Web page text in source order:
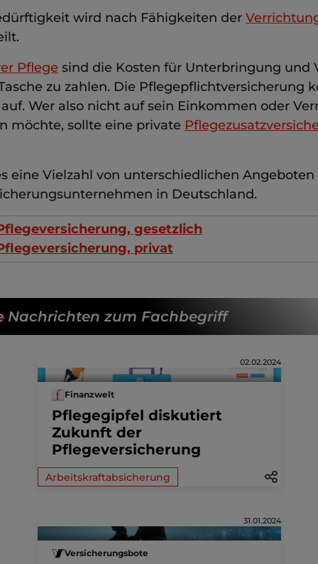
wird nach Fähigkeiten der
Pflege sind die Kosten für Unterbringung und
zu zahlen. Die Pflegepflichtversicherung
Wer also nicht auf sein Einkommen oder
möchte, sollte eine private
eine Vielzahl von unterschiedlichen
in Deutschland.
gesetzlich
privat
Nachrichten zum Fachbegriff
02.02.2024
Finanzwelt
Pflegegipfel diskutiert
Zukunft der
Pflegeversicherung
Arbeitskraftabsicherung
31.01.2024
Versicherungsbote